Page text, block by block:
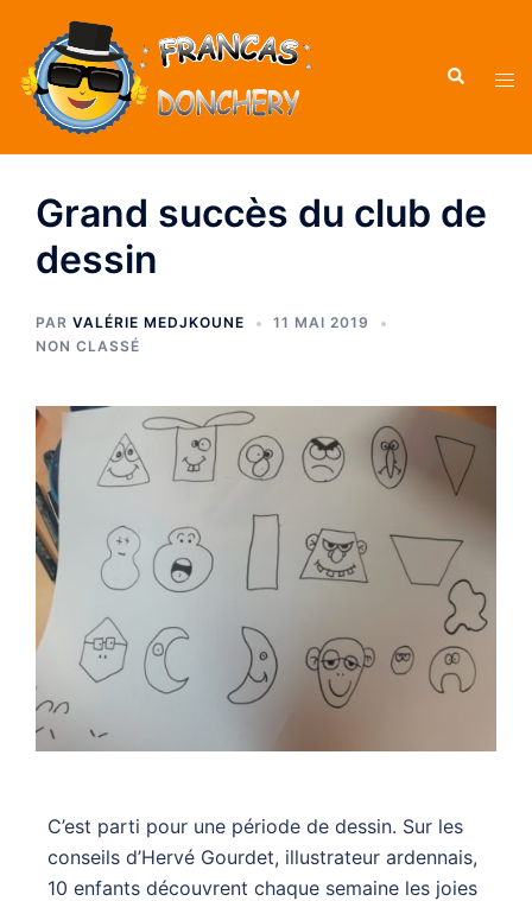
Grand succès du club de
dessin
PAR VALÉRIE MEDJKOUNE
11 MAI 2019
NON CLASSÉ
C’est parti pour une période de dessin. Sur les
conseils d’Hervé Gourdet, illustrateur ardennais,
10 enfants découvrent chaque semaine les joies